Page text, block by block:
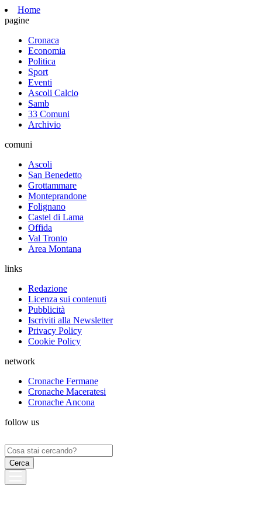
Home
pagine
Cronaca
Economia
Politica
Sport
Eventi
Ascoli Calcio
Samb
33 Comuni
Archivio
comuni
Ascoli
San Benedetto
Grottammare
Monteprandone
Folignano
Castel di Lama
Offida
Val Tronto
Area Montana
links
Redazione
Licenza sui contenuti
Pubblicità
Iscriviti alla Newsletter
Privacy Policy
Cookie Policy
network
Cronache Fermane
Cronache Maceratesi
Cronache Ancona
follow us
Ricerca
per: